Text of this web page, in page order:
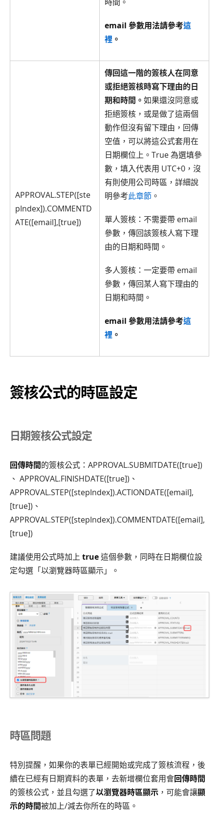
email 參數用法請參考這
裡 。
APPROVAL.STEP([ste
pIndex]).COMMENTD
ATE([email],[true])
傳回這一階的簽核人在同意
或拒絕簽核時寫下理由的日
期和時間。 如果還沒同意或
拒絕簽核，或是做了這兩個
動作但沒有留下理由，回傳
空值，可以將這公式套用在
日期欄位上。True 為選填參
數，填入代表用 UTC+0，沒
有則使用公司時區，詳細說
明參考此章節 。
單人簽核：不需要帶 email
參數，傳回該簽核人寫下理
由的日期和時間。
多人簽核：一定要帶 email
參數，傳回某人寫下理由的
日期和時間。
email 參數用法請參考這
裡 。
簽核公式的時區設定
日期簽核公式設定
回傳時間的簽核公式：APPROVAL.SUBMITDATE([true])
、 APPROVAL.FINISHDATE([true])、
APPROVAL.STEP([stepIndex]).ACTIONDATE([email],
[true])、
APPROVAL.STEP([stepIndex]).COMMENTDATE([email],
[true])
建議使用公式時加上 true這個參數，同時在日期欄位設
定勾選「以瀏覽器時區顯示」。
時區問題
特別提醒，如果你的表單已經開始或完成了簽核流程，後
續在已經有日期資料的表單，去新增欄位套用會回傳時間
的簽核公式，並且勾選了以瀏覽器時區顯示 ，可能會讓顯
示的時間被加上/減去你所在的時區。